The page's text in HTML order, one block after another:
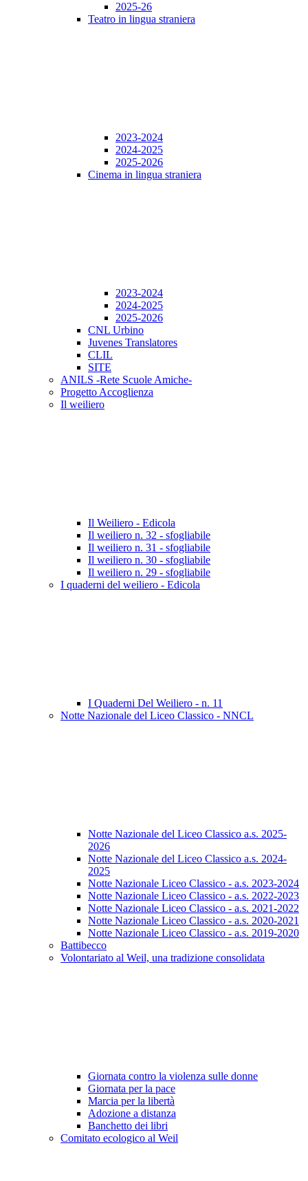
2025-26
Teatro in lingua straniera
2023-2024
2024-2025
2025-2026
Cinema in lingua straniera
2023-2024
2024-2025
2025-2026
CNL Urbino
Juvenes Translatores
CLIL
SITE
ANILS -Rete Scuole Amiche-
Progetto Accoglienza
Il weiliero
Il Weiliero - Edicola
Il weiliero n. 32 - sfogliabile
Il weiliero n. 31 - sfogliabile
Il weiliero n. 30 - sfogliabile
Il weiliero n. 29 - sfogliabile
I quaderni del weiliero - Edicola
I Quaderni Del Weiliero - n. 11
Notte Nazionale del Liceo Classico - NNCL
Notte Nazionale del Liceo Classico a.s. 2025-
2026
Notte Nazionale del Liceo Classico a.s. 2024-
2025
Notte Nazionale Liceo Classico - a.s. 2023-2024
Notte Nazionale Liceo Classico - a.s. 2022-2023
Notte Nazionale Liceo Classico - a.s. 2021-2022
Notte Nazionale Liceo Classico - a.s. 2020-2021
Notte Nazionale Liceo Classico - a.s. 2019-2020
Battibecco
Volontariato al Weil, una tradizione consolidata
Giornata contro la violenza sulle donne
Giornata per la pace
Marcia per la libertà
Adozione a distanza
Banchetto dei libri
Comitato ecologico al Weil